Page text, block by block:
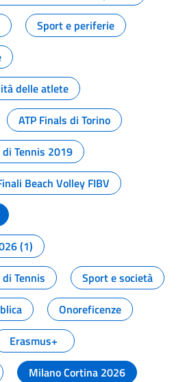
Sport e periferie
delle atlete
ATP Finals di Torino
Tennis 2019
Beach Volley FIBV
(1)
Tennis
Sport e società
Onoreficenze
Erasmus+
Milano Cortina 2026